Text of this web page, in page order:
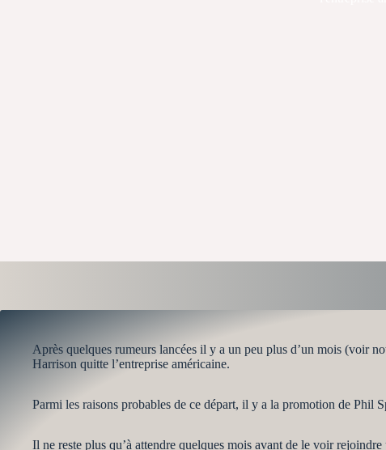
Après quelques rumeurs lancées il y a un peu plus d’un mois (voir
Harrison quitte l’entreprise américaine.
Parmi les raisons probables de ce départ, il y a la promotion de Phil
Il ne reste plus qu’à attendre quelques mois avant de le voir